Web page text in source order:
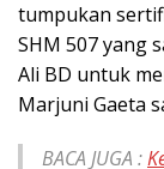
tumpukan
SHM 507 yang
Ali BD untuk
Marjuni Gaeta
BACA JUGA :